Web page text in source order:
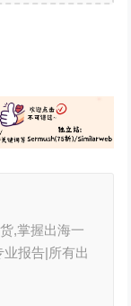
,掌握出海一
报告|所有出